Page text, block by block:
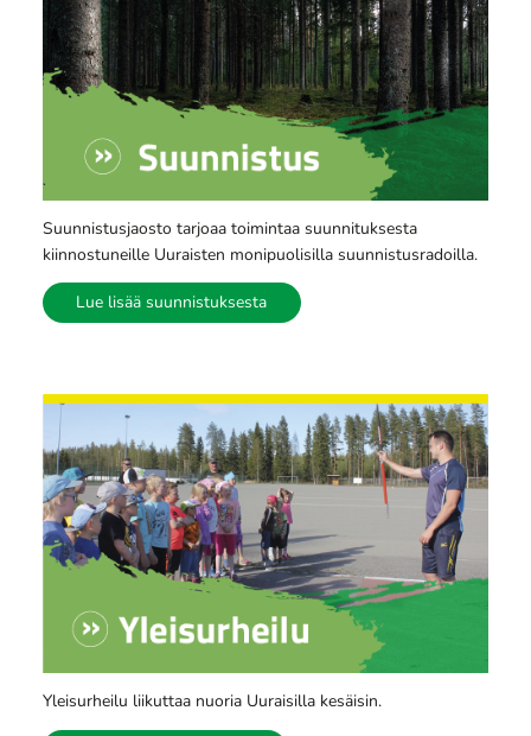
Suunnistusjaosto tarjoaa toimintaa suunnituksesta
kiinnostuneille Uuraisten monipuolisilla suunnistusradoilla.
Lue lisää suunnistuksesta
Yleisurheilu liikuttaa nuoria Uuraisilla kesäisin.